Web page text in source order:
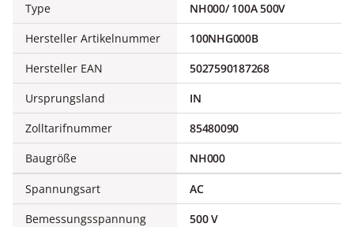
Type
NH000/ 100A 500V
Hersteller Artikelnummer
100NHG000B
Hersteller EAN
5027590187268
Ursprungsland
IN
Zolltarifnummer
85480090
Baugröße
NH000
Spannungsart
AC
Bemessungsspannung
500 V